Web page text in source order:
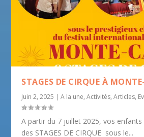
STAGES DE CIRQUE À
Juin 2, 2025 |A la une,Activités,Articles,
A partir du 7 juillet 2025, vos
des STAGES DE CIRQUE sous le...